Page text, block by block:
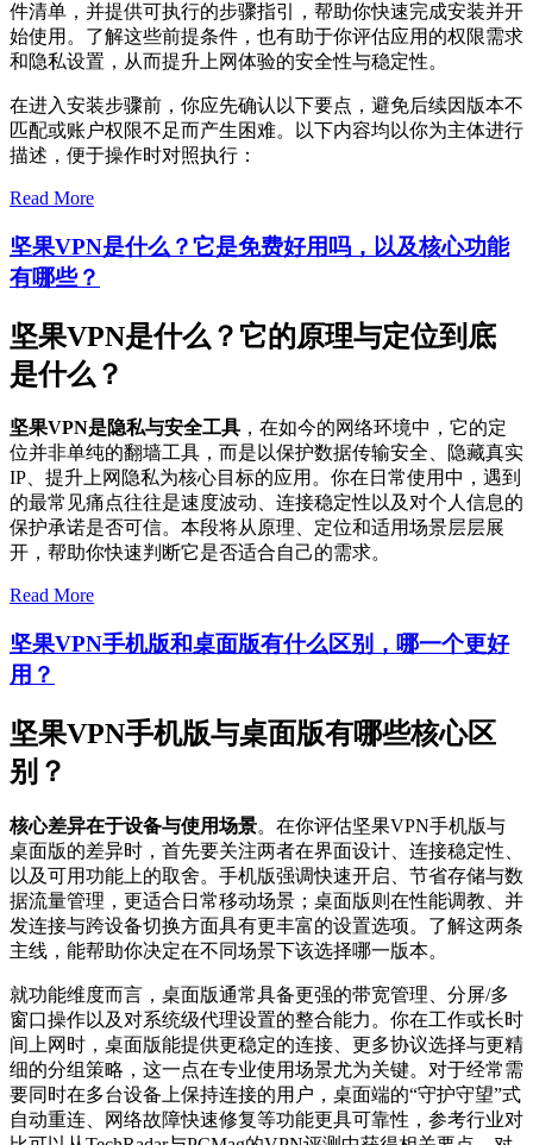
件清单，并提供可执行的步骤指引，帮助你快速完成安装并开
始使用。了解这些前提条件，也有助于你评估应用的权限需求
和隐私设置，从而提升上网体验的安全性与稳定性。
在进入安装步骤前，你应先确认以下要点，避免后续因版本不
匹配或账户权限不足而产生困难。以下内容均以你为主体进行
描述，便于操作时对照执行：
Read More
坚果VPN是什么？它是免费好用吗，以及核心功能
有哪些？
坚果VPN是什么？它的原理与定位到底
是什么？
坚果VPN是隐私与安全工具 ，在如今的网络环境中，它的定
位并非单纯的翻墙工具，而是以保护数据传输安全、隐藏真实
IP、提升上网隐私为核心目标的应用。你在日常使用中，遇到
的最常见痛点往往是速度波动、连接稳定性以及对个人信息的
保护承诺是否可信。本段将从原理、定位和适用场景层层展
开，帮助你快速判断它是否适合自己的需求。
Read More
坚果VPN手机版和桌面版有什么区别，哪一个更好
用？
坚果VPN手机版与桌面版有哪些核心区
别？
核心差异在于设备与使用场景。在你评估坚果VPN手机版与
桌面版的差异时，首先要关注两者在界面设计、连接稳定性、
以及可用功能上的取舍。手机版强调快速开启、节省存储与数
据流量管理，更适合日常移动场景；桌面版则在性能调教、并
发连接与跨设备切换方面具有更丰富的设置选项。了解这两条
主线，能帮助你决定在不同场景下该选择哪一版本。
就功能维度而言，桌面版通常具备更强的带宽管理、分屏/多
窗口操作以及对系统级代理设置的整合能力。你在工作或长时
间上网时，桌面版能提供更稳定的连接、更多协议选择与更精
细的分组策略，这一点在专业使用场景尤为关键。对于经常需
要同时在多台设备上保持连接的用户，桌面端的“守护守望”式
自动重连、网络故障快速修复等功能更具可靠性，参考行业对